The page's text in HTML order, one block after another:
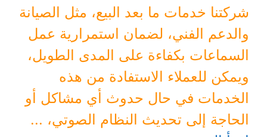
شركتنا خدمات ما بعد البيع، مثل الصيانة
والدعم الفني، لضمان استمرارية عمل
السماعات بكفاءة على المدى الطويل،
ويمكن للعملاء الاستفادة من هذه
الخدمات في حال حدوث أي مشاكل أو
الحاجة إلى تحديث النظام الصوتي، ...